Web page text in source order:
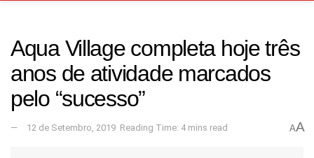
Aqua Village completa hoje três
anos de atividade marcados
pelo “sucesso”
12 de Setembro, 2019 Reading Time: 4 mins read AA